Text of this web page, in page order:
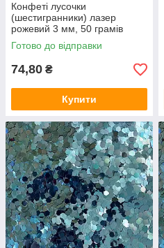
Конфеті лусочки
(шестигранники) лазер
рожевий 3 мм, 50 грамів
(Китай)
Готово до відправки
74,80 ₴
Купити